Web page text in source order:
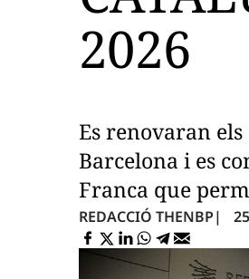
2026
Es renovaran
Barcelona i es
Franca que
REDACCIÓ THENBP